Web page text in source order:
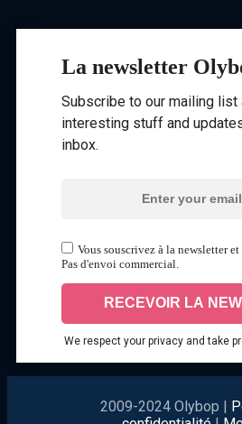
La newsletter
Subscribe to our mailing list
interesting stuff and
inbox.
Vous souscrivez à la newsletter
Pas d'envoi commercial.
We respect your privacy and take
2009-2024 Olybop |